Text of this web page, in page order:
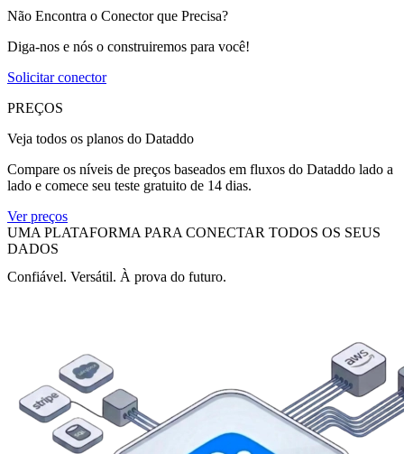
Não Encontra o Conector que Precisa?
Diga-nos e nós o construiremos para você!
Solicitar conector
PREÇOS
Veja todos os planos do Dataddo
Compare os níveis de preços baseados em fluxos do Dataddo lado a
lado e comece seu teste gratuito de 14 dias.
Ver preços
UMA PLATAFORMA PARA CONECTAR TODOS OS SEUS
DADOS
Confiável. Versátil. À prova do futuro.